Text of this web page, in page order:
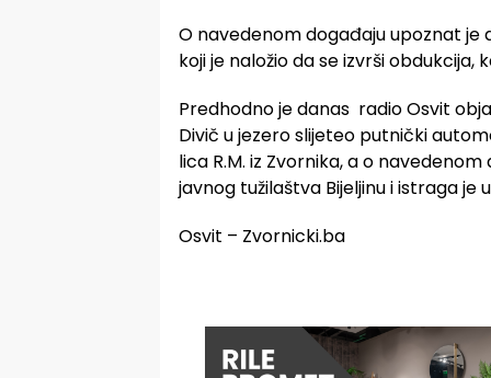
O navedenom događaju upoznat je
koji je naložio da se izvrši
Predhodno je danas radio Osvit
Divič u jezero slijeteo putnički
lica R.M. iz Zvornika, a o
javnog tužilaštva Bijeljinu i istraga je
Osvit – Zvornicki.ba